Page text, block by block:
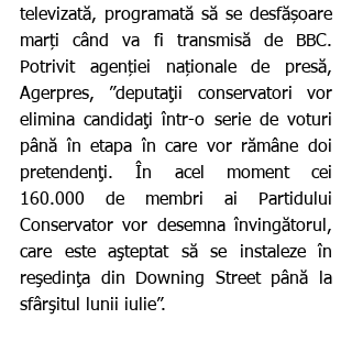
televizată, programată să se desfășoare
marți când va fi transmisă de BBC.
Potrivit agenției naționale de presă,
Agerpres, ”deputaţii conservatori vor
elimina candidaţi într-o serie de voturi
până în etapa în care vor rămâne doi
pretendenţi. În acel moment cei
160.000 de membri ai Partidului
Conservator vor desemna învingătorul,
care este aşteptat să se instaleze în
reşedinţa din Downing Street până la
sfârşitul lunii iulie”.